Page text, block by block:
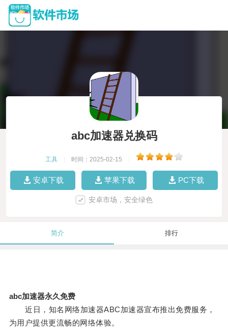
abc加速器兑换码
工具 时间：2025-02-15
安卓下载 苹果下载 PC下载
安卓市场，安全绿色
简介 排行
abc加速器永久免费
近日，知名网络加速器ABC加速器宣布推出免费服务，
为用户提供更流畅的网络体验。